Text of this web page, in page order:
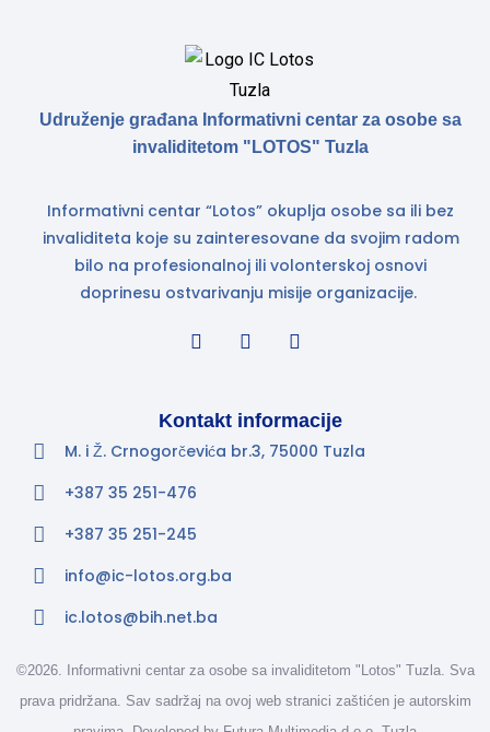
Udruženje građana Informativni centar za osobe sa
invaliditetom "LOTOS" Tuzla
Informativni centar “Lotos” okuplja osobe sa ili bez
invaliditeta koje su zainteresovane da svojim radom
bilo na profesionalnoj ili volonterskoj osnovi
doprinesu ostvarivanju misije organizacije.
Kontakt informacije
M. i Ž. Crnogorčevića br.3, 75000 Tuzla
+387 35 251-476
+387 35 251-245
info@ic-lotos.org.ba
ic.lotos@bih.net.ba
©2026. Informativni centar za osobe sa invaliditetom "Lotos" Tuzla. Sva
prava pridržana. Sav sadržaj na ovoj web stranici zaštićen je autorskim